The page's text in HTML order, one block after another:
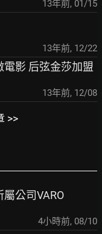
13年前, 01/15
13年前, 12/22
影 后弦金莎加盟
13年前, 12/08
>>
公司VARO
4小時前, 08/10